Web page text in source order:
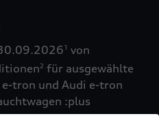
1 von
2 für ausgewählte
tron und Audi e-tron
:plus